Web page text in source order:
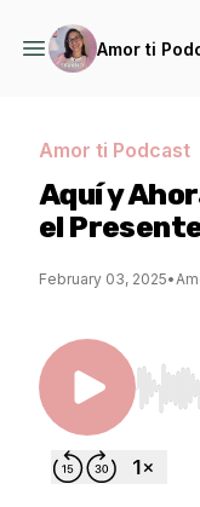
Amor ti
Amor ti Podcast
Aquí y
el
February 03, 2025•
Use